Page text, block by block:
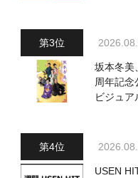
坂本冬美
周年記念
ビジュ
USEN